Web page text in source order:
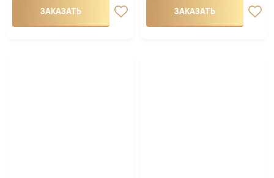
ЗАКАЗАТЬ ЗАКАЗАТЬ